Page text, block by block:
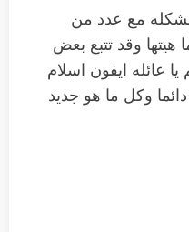
مع عدد من
هيتها وقد تتبع بعض
عائله ايفون اسلام
دائما وكل ما هو جديد